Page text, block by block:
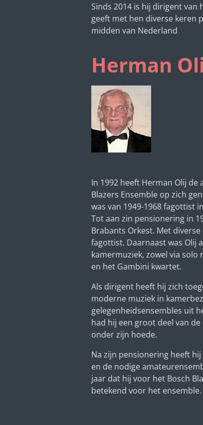
Sinds 2014 is hij dirigent van
geeft met hen diverse keren
midden van Nederland
Herman
In 1992 heeft Herman Olij
Blazers Ensemble op zich
was van 1949-1968 fagottist
Tot aan zin pensionering in
Brabants Orkest. Met
fagottist. Daarnaast was Olij
kamermuziek, zowel via solo
en het Gambini kwartet.
Als dirigent heeft hij zich
moderne muziek in
gelegenheidsensembles uit
had hij een groot deel van
onder zijn hoede.
Na zijn pensionering heeft
en de nodige
jaar dat hij voor het Bosch
betekend voor het ensemble.